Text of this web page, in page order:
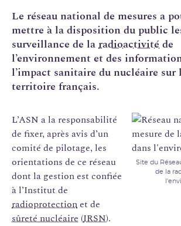
Le réseau national de mesures a
mettre à la disposition du public
surveillance de laradioactivitéde
l’environnement et des
l’impact sanitaire du nucléaire sur
territoire français.
Site du
de la
L’ASN a la responsabilité
de fixer, après avis d’un
comité de pilotage, les
orientations de ce réseau
dont la gestion est confiée
à l’Institut de
radioprotectionet de
sûreté nucléaire (IRSN).